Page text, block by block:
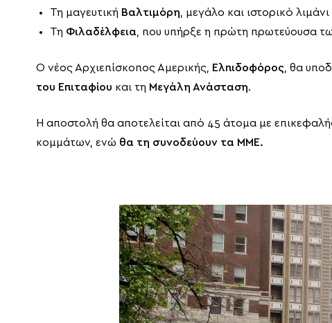
Τη μαγευτική Βαλτιμόρη , μεγάλο και ιστορικό
Τη Φιλαδέλφεια , που υπήρξε η πρώτη πρωτεύουσα
Ο νέος Αρχιεπίσκοπος Αμερικής, Ελπιδοφόρος , θα
του Επιταφίου και τη Μεγάλη Ανάσταση.
Η αποστολή θα αποτελείται από 45 άτομα με
κομμάτων, ενώ θα τη συνοδεύουν τα ΜΜΕ.